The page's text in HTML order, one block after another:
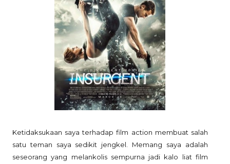
Ketidaksukaan saya terhadap film action membuat salah
satu teman saya sedikit jengkel. Memang saya adalah
seseorang yang melankolis sempurna jadi kalo liat film